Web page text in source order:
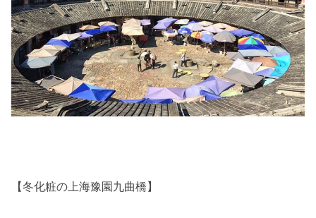
【冬化粧の上海豫園九曲橋】